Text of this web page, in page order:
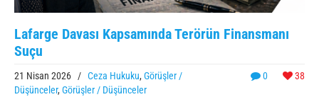
Lafarge Davası Kapsamında Terörün Finansmanı
Suçu
0 38
21 Nisan 2026 / Ceza Hukuku, Görüşler /
Düşünceler, Görüşler / Düşünceler